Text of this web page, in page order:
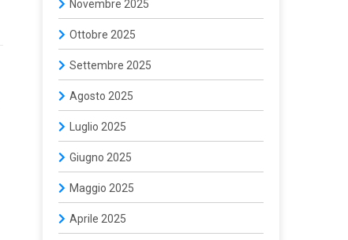
Novembre 2025
Ottobre 2025
Settembre 2025
Agosto 2025
Luglio 2025
Giugno 2025
Maggio 2025
Aprile 2025